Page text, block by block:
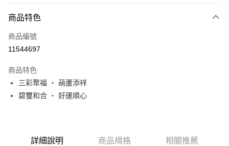
貨到付款
運送方式
每筆NT$120，滿NT$1,500(含以上)免運費
付款後萊爾富取貨(訂單門檻$4000以下)
每筆NT$120，滿NT$1,500(含以上)免運費
商品特色
商品編號
11544697
商品特色
三彩聚福 ・ 葫蘆添祥
碧璽和合 ・ 好運順心
詳細說明 商品規格 相關推薦